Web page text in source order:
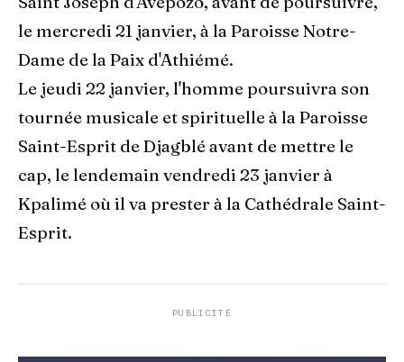
le mercredi 21 janvier, à la Paroisse Notre-
Dame de la Paix d'Athiémé.
Le jeudi 22 janvier, l'homme poursuivra son
tournée musicale et spirituelle à la Paroisse
Saint-Esprit de Djagblé avant de mettre le
cap, le lendemain vendredi 23 janvier à
Kpalimé où il va prester à la Cathédrale Saint-
Esprit.
PUBLICITÉ